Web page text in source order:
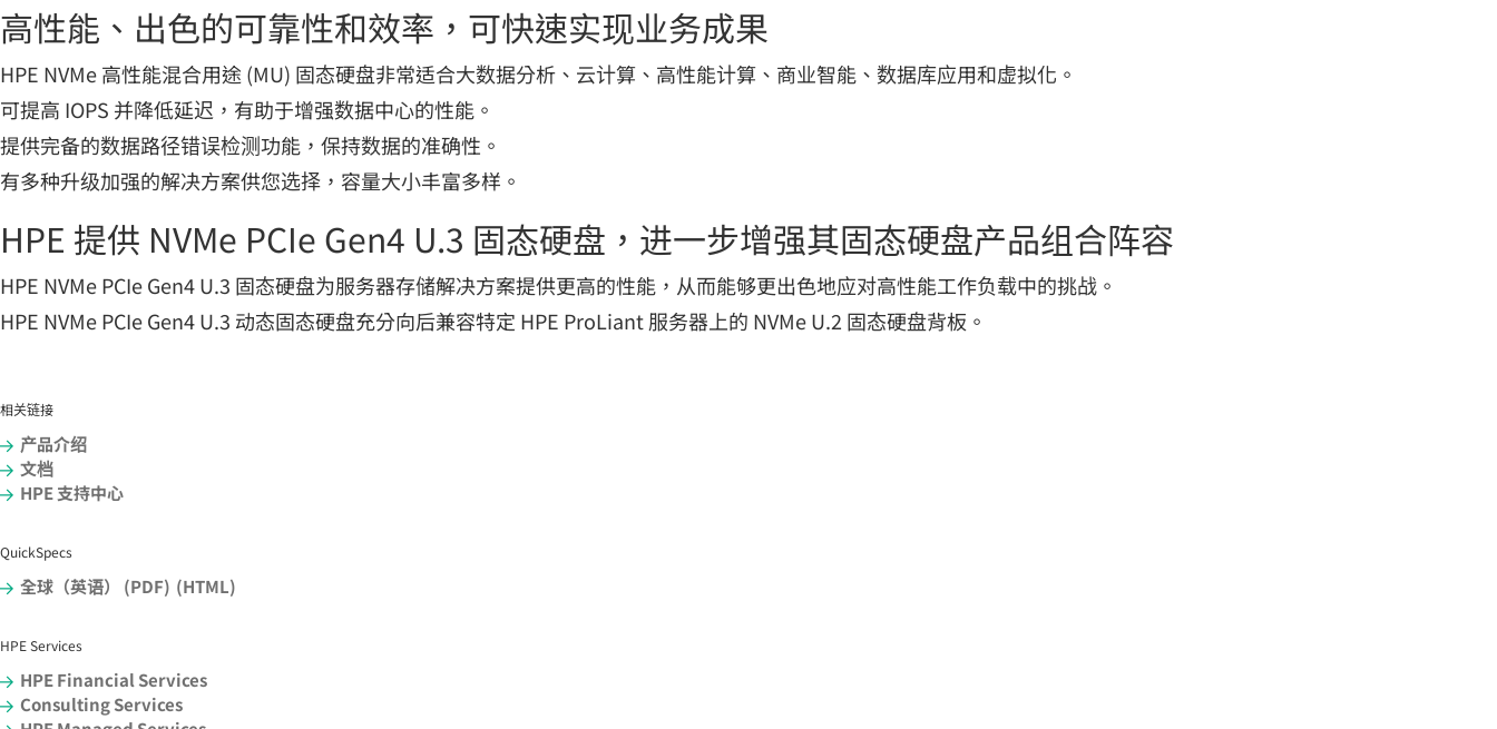
高性能、出色的可靠性和效率，可快速实现业务成果
HPE NVMe 高性能混合用途 (MU) 固态硬盘非常适合大数据分析、云计算、高性能计算、商业智能、数据库应用和虚拟化。
可提高 IOPS 并降低延迟，有助于增强数据中心的性能。
提供完备的数据路径错误检测功能，保持数据的准确性。
有多种升级加强的解决方案供您选择，容量大小丰富多样。
HPE 提供 NVMe PCIe Gen4 U.3 固态硬盘，进一步增强其固态硬盘产品组合阵容
HPE NVMe PCIe Gen4 U.3 固态硬盘为服务器存储解决方案提供更高的性能，从而能够更出色地应对高性能工作负载中的挑战。
HPE NVMe PCIe Gen4 U.3 动态固态硬盘充分向后兼容特定 HPE ProLiant 服务器上的 NVMe U.2 固态硬盘背板。
相关链接
产品介绍
文档
HPE 支持中心
QuickSpecs
全球（英语） (PDF) (HTML)
HPE Services
HPE Financial Services
Consulting Services